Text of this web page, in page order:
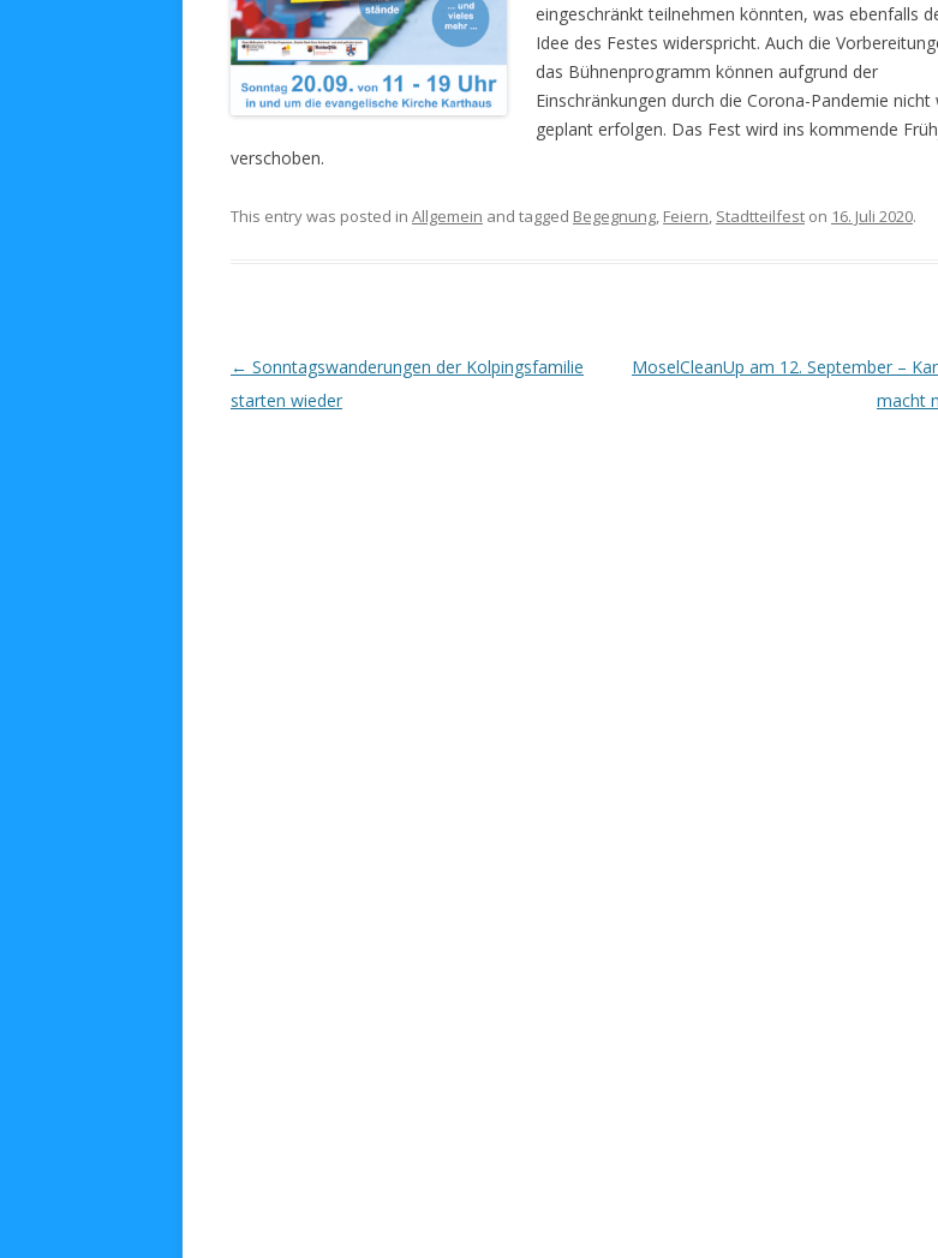
eingeschränkt teilnehmen könnten, was ebenfalls
Idee des Festes widerspricht. Auch die
das Bühnenprogramm können aufgrund der
Einschränkungen durch die Corona-Pandemie nicht
geplant erfolgen. Das Fest wird ins kommende
verschoben.
This entry was posted in Allgemein and tagged Begegnung, Feiern, Stadtteilfest on 16. Juli 2020.
Post navigation
← Sonntagswanderungen der Kolpingsfamilie
starten wieder
MoselCleanUp am 12. September –
macht